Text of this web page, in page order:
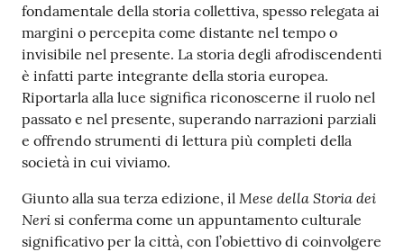
fondamentale della storia collettiva, spesso relegata ai
margini o percepita come distante nel tempo o
invisibile nel presente. La storia degli afrodiscendenti
è infatti parte integrante della storia europea.
Riportarla alla luce significa riconoscerne il ruolo nel
passato e nel presente, superando narrazioni parziali
e offrendo strumenti di lettura più completi della
società in cui viviamo.
Giunto alla sua terza edizione, il Mese della Storia dei
Neri si conferma come un appuntamento culturale
significativo per la città, con l’obiettivo di coinvolgere